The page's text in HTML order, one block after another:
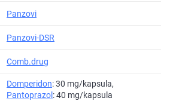
Panzovi
Panzovi-DSR
Comb.drug
Domperidon: 30 mg/kapsula,
Pantoprazol : 40 mg/kapsula